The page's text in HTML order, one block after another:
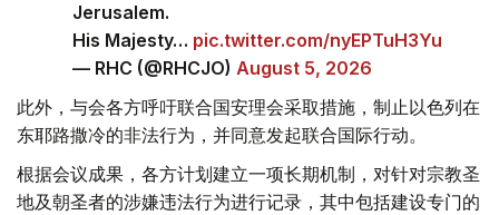
Jerusalem.
His Majesty… pic.twitter.com/nyEPTuH3Yu
— RHC (@RHCJO) August 5, 2026
此外，与会各方呼吁联合国安理会采取措施，制止以色列在
东耶路撒冷的非法行为，并同意发起联合国际行动。
根据会议成果，各方计划建立一项长期机制，对针对宗教圣
地及朝圣者的涉嫌违法行为进行记录，其中包括建设专门的